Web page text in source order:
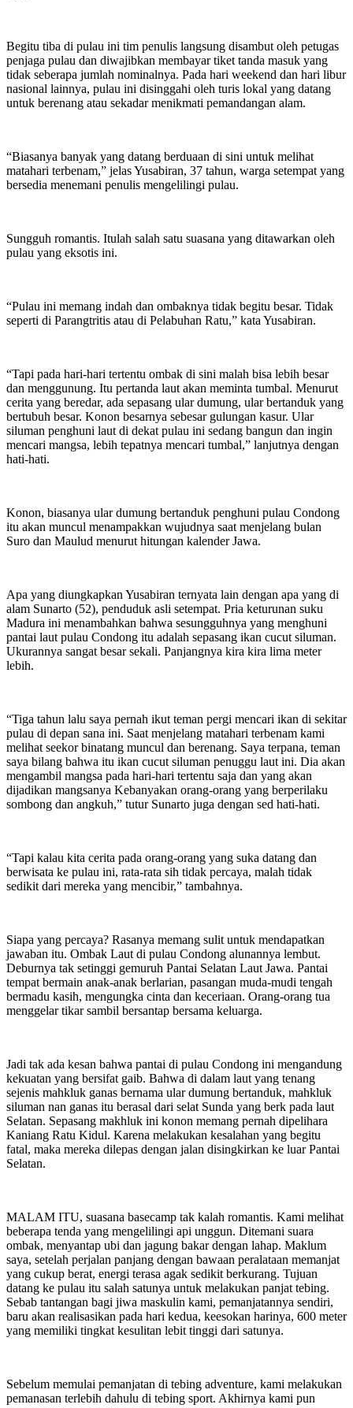
Begitu tiba di pulau ini tim penulis langsung disambut oleh petugas
penjaga pulau dan diwajibkan membayar tiket tanda masuk yang
tidak seberapa jumlah nominalnya. Pada hari weekend dan hari libur
nasional lainnya, pulau ini disinggahi oleh turis lokal yang datang
untuk berenang atau sekadar menikmati pemandangan alam.
“Biasanya banyak yang datang berduaan di sini untuk melihat
matahari terbenam,” jelas Yusabiran, 37 tahun, warga setempat yang
bersedia menemani penulis mengelilingi pulau.
Sungguh romantis. Itulah salah satu suasana yang ditawarkan oleh
pulau yang eksotis ini.
“Pulau ini memang indah dan ombaknya tidak begitu besar. Tidak
seperti di Parangtritis atau di Pelabuhan Ratu,” kata Yusabiran.
“Tapi pada hari-hari tertentu ombak di sini malah bisa lebih besar
dan menggunung. Itu pertanda laut akan meminta tumbal. Menurut
cerita yang beredar, ada sepasang ular dumung, ular bertanduk yang
bertubuh besar. Konon besarnya sebesar gulungan kasur. Ular
siluman penghuni laut di dekat pulau ini sedang bangun dan ingin
mencari mangsa, lebih tepatnya mencari tumbal,” lanjutnya dengan
hati-hati.
Konon, biasanya ular dumung bertanduk penghuni pulau Condong
itu akan muncul menampakkan wujudnya saat menjelang bulan
Suro dan Maulud menurut hitungan kalender Jawa.
Apa yang diungkapkan Yusabiran ternyata lain dengan apa yang di
alam Sunarto (52), penduduk asli setempat. Pria keturunan suku
Madura ini menambahkan bahwa sesungguhnya yang menghuni
pantai laut pulau Condong itu adalah sepasang ikan cucut siluman.
Ukurannya sangat besar sekali. Panjangnya kira kira lima meter
lebih.
“Tiga tahun lalu saya pernah ikut teman pergi mencari ikan di sekitar
pulau di depan sana ini. Saat menjelang matahari terbenam kami
melihat seekor binatang muncul dan berenang. Saya terpana, teman
saya bilang bahwa itu ikan cucut siluman penuggu laut ini. Dia akan
mengambil mangsa pada hari-hari tertentu saja dan yang akan
dijadikan mangsanya Kebanyakan orang-orang yang berperilaku
sombong dan angkuh,” tutur Sunarto juga dengan sed hati-hati.
“Tapi kalau kita cerita pada orang-orang yang suka datang dan
berwisata ke pulau ini, rata-rata sih tidak percaya, malah tidak
sedikit dari mereka yang mencibir,” tambahnya.
Siapa yang percaya? Rasanya memang sulit untuk mendapatkan
jawaban itu. Ombak Laut di pulau Condong alunannya lembut.
Deburnya tak setinggi gemuruh Pantai Selatan Laut Jawa. Pantai
tempat bermain anak-anak berlarian, pasangan muda-mudi tengah
bermadu kasih, mengungka cinta dan keceriaan. Orang-orang tua
menggelar tikar sambil bersantap bersama keluarga.
Jadi tak ada kesan bahwa pantai di pulau Condong ini mengandung
kekuatan yang bersifat gaib. Bahwa di dalam laut yang tenang
sejenis mahkluk ganas bernama ular dumung bertanduk, mahkluk
siluman nan ganas itu berasal dari selat Sunda yang berk pada laut
Selatan. Sepasang makhluk ini konon memang pernah dipelihara
Kaniang Ratu Kidul. Karena melakukan kesalahan yang begitu
fatal, maka mereka dilepas dengan jalan disingkirkan ke luar Pantai
Selatan.
MALAM ITU, suasana basecamp tak kalah romantis. Kami melihat
beberapa tenda yang mengelilingi api unggun. Ditemani suara
ombak, menyantap ubi dan jagung bakar dengan lahap. Maklum
saya, setelah perjalan panjang dengan bawaan peralataan memanjat
yang cukup berat, energi terasa agak sedikit berkurang. Tujuan
datang ke pulau itu salah satunya untuk melakukan panjat tebing.
Sebab tantangan bagi jiwa maskulin kami, pemanjatannya sendiri,
baru akan realisasikan pada hari kedua, keesokan harinya, 600 meter
yang memiliki tingkat kesulitan lebit tinggi dari satunya.
Sebelum memulai pemanjatan di tebing adventure, kami melakukan
pemanasan terlebih dahulu di tebing sport. Akhirnya kami pun